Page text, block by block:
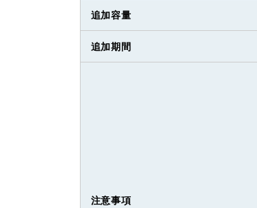
追加容量
追加期間
注意事項